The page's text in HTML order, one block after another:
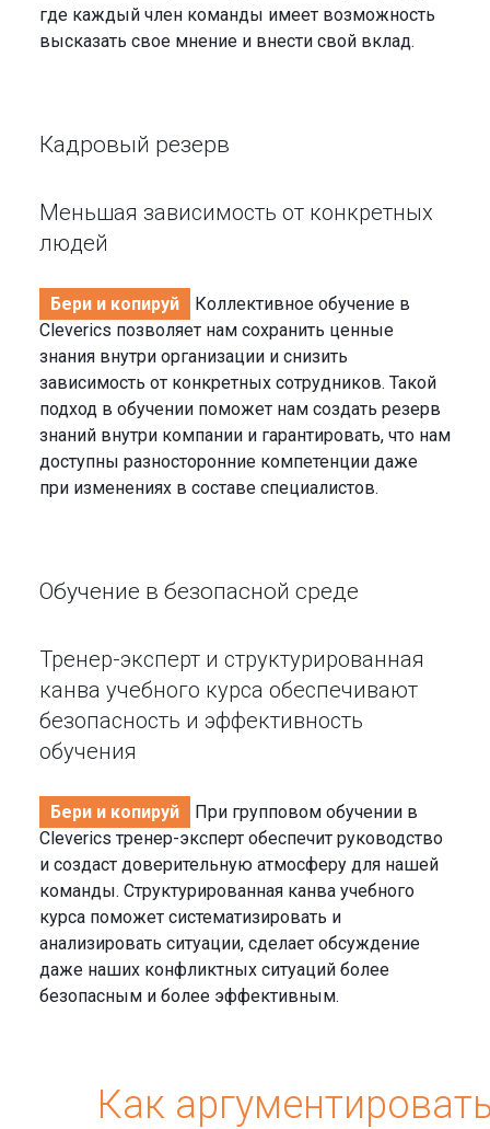
где каждый член команды имеет возможность
высказать свое мнение и внести свой вклад.
Кадровый резерв
Меньшая зависимость от конкретных
людей
Бери и копируй
Коллективное обучение в
Cleverics позволяет нам сохранить ценные
знания внутри организации и снизить
зависимость от конкретных сотрудников. Такой
подход в обучении поможет нам создать резерв
знаний внутри компании и гарантировать, что нам
доступны разносторонние компетенции даже
при изменениях в составе специалистов.
Обучение в безопасной среде
Тренер-эксперт и структурированная
канва учебного курса обеспечивают
безопасность и эффективность
обучения
Бери и копируй
При групповом обучении в
Cleverics тренер-эксперт обеспечит руководство
и создаст доверительную атмосферу для нашей
команды. Структурированная канва учебного
курса поможет систематизировать и
анализировать ситуации, сделает обсуждение
даже наших конфликтных ситуаций более
безопасным и более эффективным.
Как